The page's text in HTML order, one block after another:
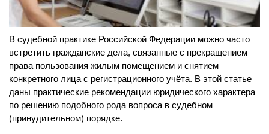
В судебной практике Российской Федерации можно часто
встретить гражданские дела, связанные с прекращением
права пользования жилым помещением и снятием
конкретного лица с регистрационного учёта. В этой статье
даны практические рекомендации юридического характера
по решению подобного рода вопроса в судебном
(принудительном) порядке.